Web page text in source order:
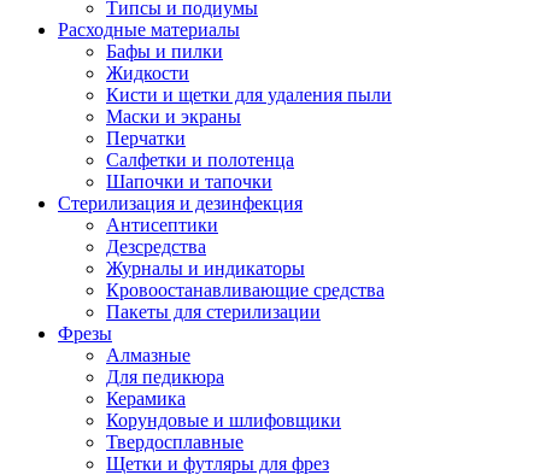
Типсы и подиумы
Расходные материалы
Бафы и пилки
Жидкости
Кисти и щетки для удаления пыли
Маски и экраны
Перчатки
Салфетки и полотенца
Шапочки и тапочки
Стерилизация и дезинфекция
Антисептики
Дезсредства
Журналы и индикаторы
Кровоостанавливающие средства
Пакеты для стерилизации
Фрезы
Алмазные
Для педикюра
Керамика
Корундовые и шлифовщики
Твердосплавные
Щетки и футляры для фрез